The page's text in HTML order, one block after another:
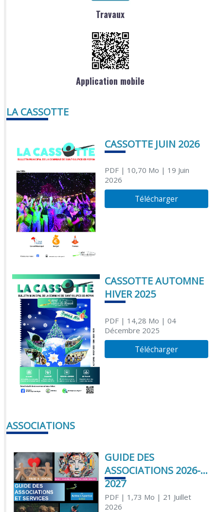
Travaux
Application mobile
LA CASSOTTE
CASSOTTE JUIN 2026
PDF| 10,70 Mo | 19 Juin
2026
Télécharger
CASSOTTE AUTOMNE
HIVER 2025
PDF| 14,28 Mo | 04
Décembre 2025
Télécharger
ASSOCIATIONS
GUIDE DES
ASSOCIATIONS 2026-
2027
PDF| 1,73 Mo | 21 Juillet
2026